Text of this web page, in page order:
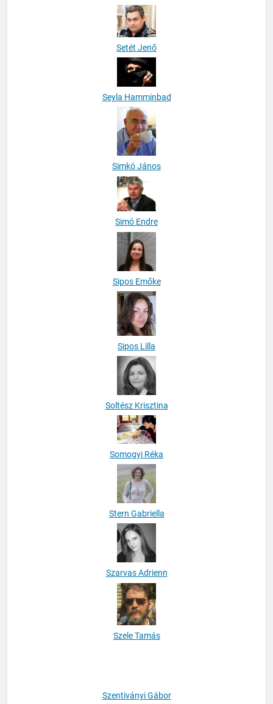
Seres László
Setét Jenő
Seyla Hamminbad
Simkó János
Simó Endre
Sipos Emőke
Sipos Lilla
Soltész Krisztina
Somogyi Réka
Stern Gabriella
Szarvas Adrienn